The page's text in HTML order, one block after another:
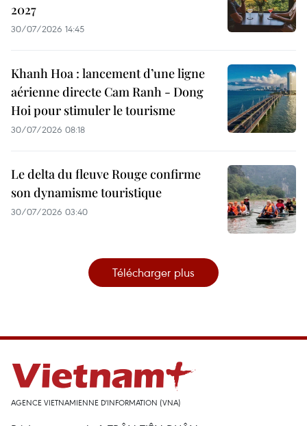
2027
30/07/2026 14:45
Khanh Hoa : lancement d’une ligne
aérienne directe Cam Ranh - Dong
Hoi pour stimuler le tourisme
30/07/2026 08:18
Le delta du fleuve Rouge confirme
son dynamisme touristique
30/07/2026 03:40
Télécharger plus
AGENCE VIETNAMIENNE D'INFORMATION (VNA)